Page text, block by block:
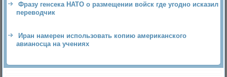
Фразу генсека НАТО о размещении войск где угодно исказил
переводчик
Иран намерен использовать копию американского
авианосца на учениях